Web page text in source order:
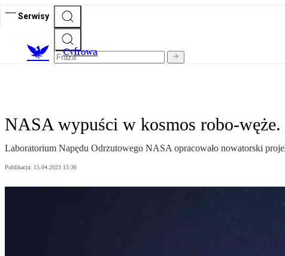
Serwisy
Cyfrowa
NASA wypuści w kosmos robo-
Laboratorium Napędu Odrzutowego NASA opracowało nowatorski
Publikacja: 15.04.2023 15:36